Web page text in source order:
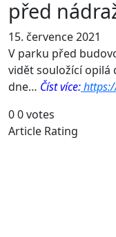
před
15. července 2021
V parku před
vidět souložící opilá
dne… Číst více:
00votes
Article Rating